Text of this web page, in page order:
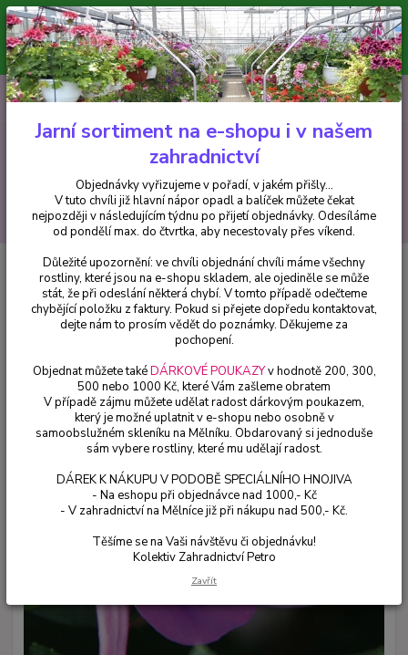
Minimální hodnota pro odeslání z e-shopu je 300 Kč.
V tuto chvíli již hlavní nápor objednávek opadl a balíček můžete čekat
nejpozději v následujícím týdnu po přijetí objednávky. Objednávky
vyřizujeme v pořadí, v jakém přišly...
CZK
Hledat
+420 602 223 614 0ks
za0 Kč
Fuchsie Jollies Macon - cena za kus v 3-kusovém balení
Jollies Macon - cena za kus v 3-
kusovém balení
Jarní sortiment na e-shopu i v našem
zahradnictví
Objednávky vyřizujeme v pořadí, v jakém přišly...
V tuto chvíli již hlavní nápor opadl a balíček můžete čekat
nejpozději v následujícím týdnu po přijetí objednávky. Odesíláme
od pondělí max. do čtvrtka, aby necestovaly přes víkend.
Důležité upozornění: ve chvíli objednání chvíli máme všechny
rostliny, které jsou na e-shopu skladem, ale ojediněle se může
stát, že při odeslání některá chybí. V tomto případě odečteme
chybějící položku z faktury. Pokud si přejete dopředu kontaktovat,
dejte nám to prosím vědět do poznámky. Děkujeme za
pochopení.
Objednat můžete takéDÁRKOVÉ POUKAZYv hodnotě 200, 300,
500 nebo 1000 Kč, které Vám zašleme obratem
V případě zájmu můžete udělat radost dárkovým poukazem,
který je možné uplatnit v e-shopu nebo osobně v
samoobslužném skleníku na Mělníku. Obdarovaný si jednoduše
sám vybere rostliny, které mu udělají radost.
DÁREK K NÁKUPU V PODOBĚ SPECIÁLNÍHO HNOJIVA
- Na eshopu při objednávce nad 1000,- Kč
- V zahradnictví na Mělníce již při nákupu nad 500,- Kč.
Těšíme se na Vaši návštěvu či objednávku!
Kolektiv Zahradnictví Petro
Zavřít